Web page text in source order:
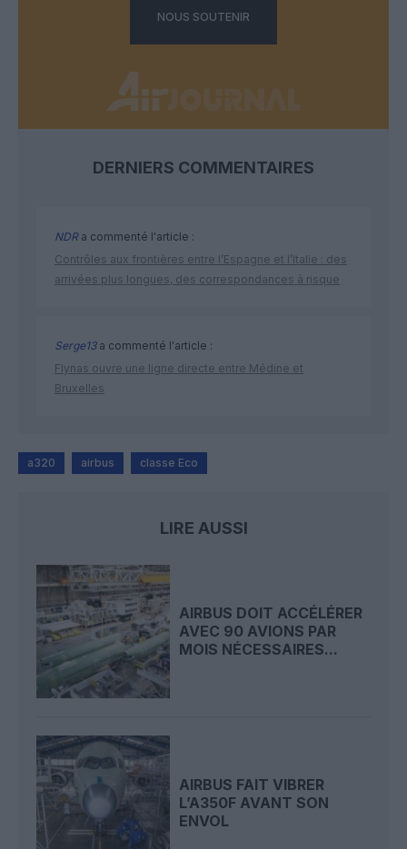
NOUS SOUTENIR
DERNIERS COMMENTAIRES
NDRa commenté l'article :
Contrôles aux frontières entre l’Espagne et l’Italie : des
arrivées plus longues, des correspondances à risque
Serge13a commenté l'article :
Flynas ouvre une ligne directe entre Médine et
Bruxelles
a320 airbus classe Eco
LIRE AUSSI
AIRBUS DOIT ACCÉLÉRER
AVEC 90 AVIONS PAR
MOIS NÉCESSAIRES...
AIRBUS FAIT VIBRER
L’A350F AVANT SON
ENVOL